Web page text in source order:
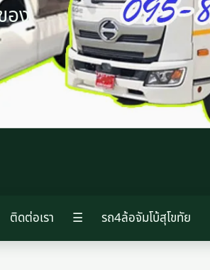
อง
ติดต่อเรา ☰ รถ4ล้อจัมโบ้สุโขทัย